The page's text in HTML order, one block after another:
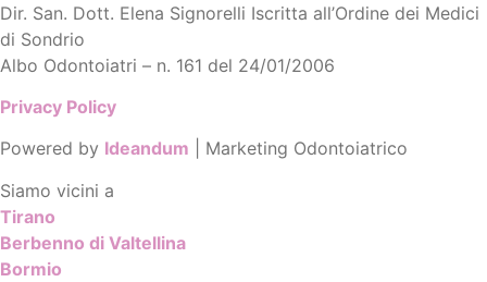
Dir. San. Dott. Elena Signorelli Iscritta all’Ordine dei Medici
di Sondrio
Albo Odontoiatri – n. 161 del 24/01/2006
Privacy Policy
Powered by Ideandum | Marketing Odontoiatrico
Siamo vicini a
Tirano
Berbenno di Valtellina
Bormio